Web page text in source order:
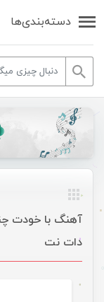
دسته‌بندی‌ها
آهنگ با خودت
دات نت